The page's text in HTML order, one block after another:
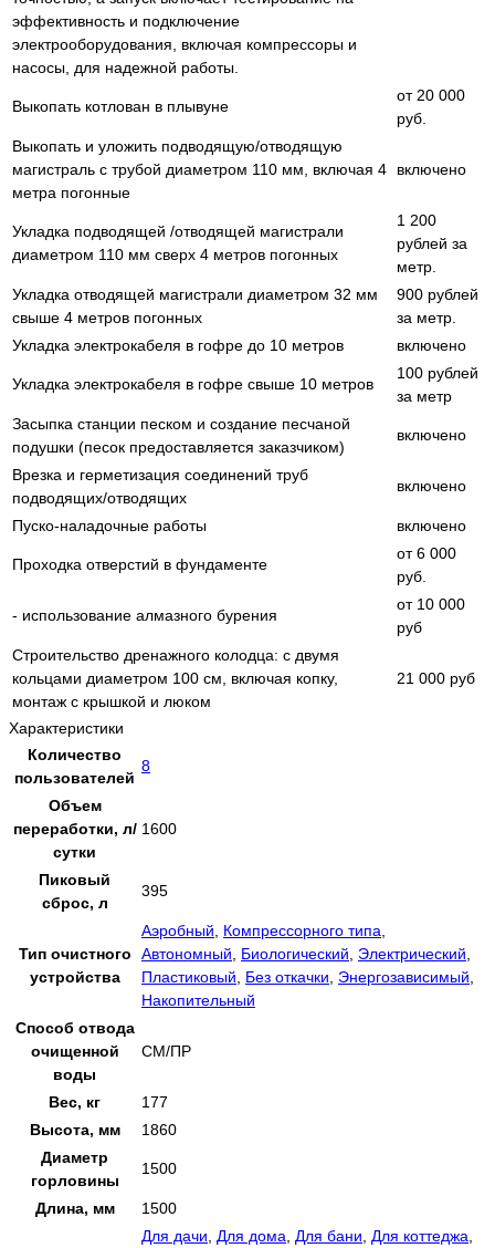
эффективность и подключение
электрооборудования, включая компрессоры и
насосы, для надежной работы.
Выкопать котлован в плывуне
от 20 000
руб.
Выкопать и уложить подводящую/отводящую
магистраль с трубой диаметром 110 мм, включая 4
метра погонные
включено
Укладка подводящей /отводящей магистрали
диаметром 110 мм сверх 4 метров погонных
1 200
рублей за
метр.
Укладка отводящей магистрали диаметром 32 мм
свыше 4 метров погонных
900 рублей
за метр.
Укладка электрокабеля в гофре до 10 метров
включено
Укладка электрокабеля в гофре свыше 10 метров
100 рублей
за метр
Засыпка станции песком и создание песчаной
подушки (песок предоставляется заказчиком)
включено
Врезка и герметизация соединений труб
подводящих/отводящих
включено
Пуско-наладочные работы включено
Проходка отверстий в фундаменте
от 6 000
руб.
- использование алмазного бурения
от 10 000
руб
Строительство дренажного колодца: с двумя
кольцами диаметром 100 см, включая копку,
монтаж с крышкой и люком
21 000 руб
Характеристики
Количество
пользователей
8
Объем
переработки, л/
сутки
1600
Пиковый
сброс, л
395
Тип очистного
устройства
Аэробный Компрессорного типа
Автономный
Биологический Электрический
Пластиковый
Без откачки Энергозависимый
Накопительный
Способ отвода
очищенной
воды
СМ/ПР
Вес, кг
177
Высота, мм
1860
Диаметр
горловины
1500
Длина, мм 1500
Для дачи Для дома Для бани Для коттеджа